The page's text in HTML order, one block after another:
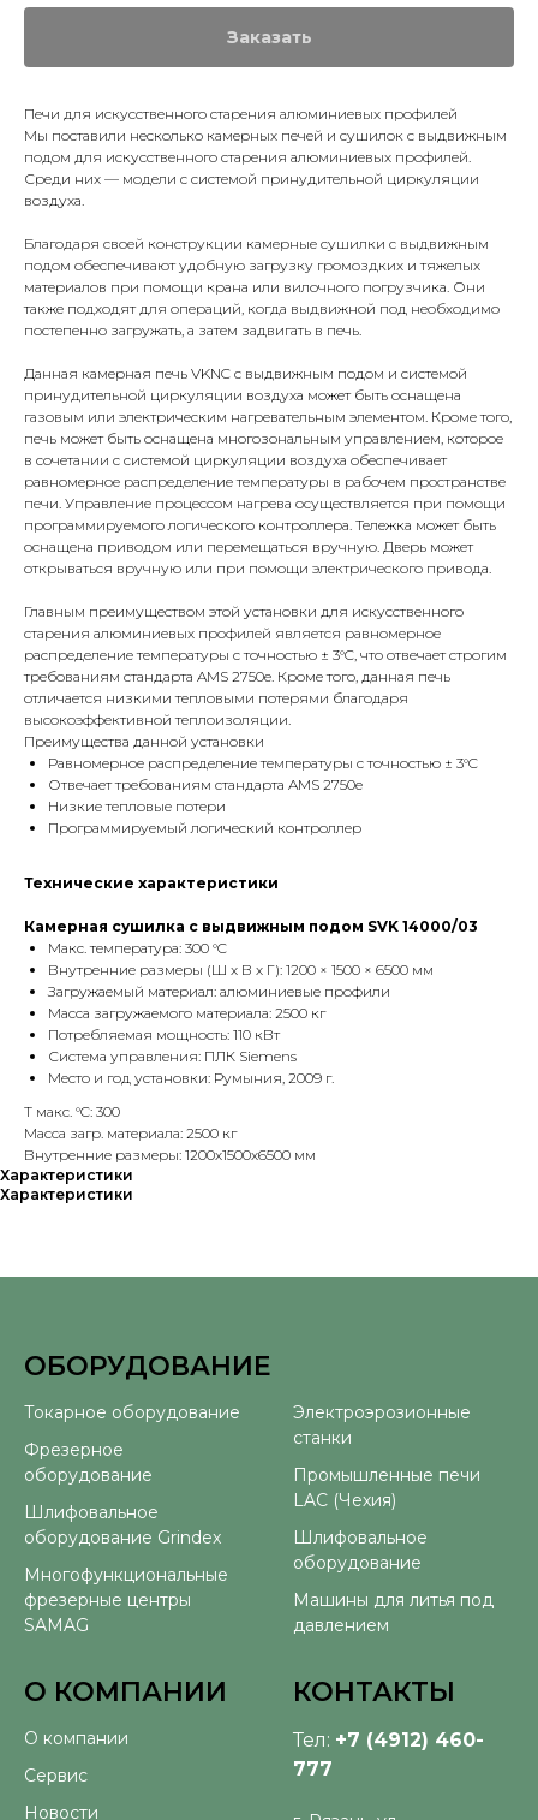
Заказать
Печи для искусственного старения алюминиевых профилей
Мы поставили несколько камерных печей и сушилок с выдвижным
подом для искусственного старения алюминиевых профилей.
Среди них — модели с системой принудительной циркуляции
воздуха.
Благодаря своей конструкции камерные сушилки с выдвижным
подом обеспечивают удобную загрузку громоздких и тяжелых
материалов при помощи крана или вилочного погрузчика. Они
также подходят для операций, когда выдвижной под необходимо
постепенно загружать, а затем задвигать в печь.
Данная камерная печь VKNC с выдвижным подом и системой
принудительной циркуляции воздуха может быть оснащена
газовым или электрическим нагревательным элементом. Кроме того,
печь может быть оснащена многозональным управлением, которое
в сочетании с системой циркуляции воздуха обеспечивает
равномерное распределение температуры в рабочем пространстве
печи. Управление процессом нагрева осуществляется при помощи
программируемого логического контроллера. Тележка может быть
оснащена приводом или перемещаться вручную. Дверь может
открываться вручную или при помощи электрического привода.
Главным преимуществом этой установки для искусственного
старения алюминиевых профилей является равномерное
распределение температуры с точностью ± 3°C, что отвечает строгим
требованиям стандарта AMS 2750e. Кроме того, данная печь
отличается низкими тепловыми потерями благодаря
высокоэффективной теплоизоляции.
Преимущества данной установки
Равномерное распределение температуры с точностью ± 3°C
Отвечает требованиям стандарта AMS 2750e
Низкие тепловые потери
Программируемый логический контроллер
Технические характеристики
Камерная сушилка с выдвижным подом SVK 14000/03
Макс. температура: 300 °C
Внутренние размеры (Ш х В х Г): 1200 × 1500 × 6500 мм
Загружаемый материал: алюминиевые профили
Масса загружаемого материала: 2500 кг
Потребляемая мощность: 110 кВт
Система управления: ПЛК Siemens
Место и год установки: Румыния, 2009 г.
T макс. °C: 300
Масса загр. материала: 2500 кг
Внутренние размеры: 1200х1500х6500 мм
Характеристики
Характеристики
ОБОРУДОВАНИЕ
Токарное оборудование
Фрезерное
оборудование
Шлифовальное
оборудование Grindex
Многофункциональные
фрезерные центры
SAMAG
Электроэрозионные
станки
Промышленные печи
LAC (Чехия)
Шлифовальное
оборудование
Машины для литья под
давлением
О КОМПАНИИ
О компании
Сервис
Новости
КОНТАКТЫ
Тел: +7 (4912) 460-
777